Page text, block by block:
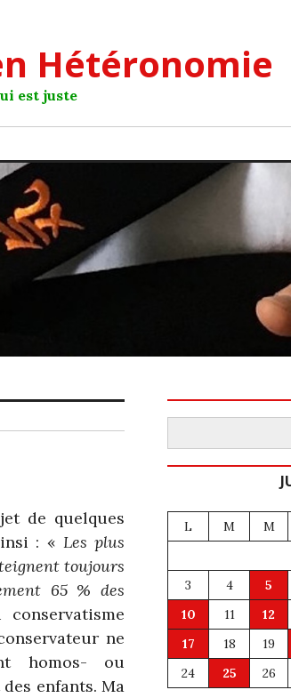
Hétéronomie
est juste
de quelques
: « Les plus
toujours
65 % des
ne
homos- ou
enfants. Ma
Rechercher
L M M
3
4 5
10
11 12
17
18 19
24
25 26